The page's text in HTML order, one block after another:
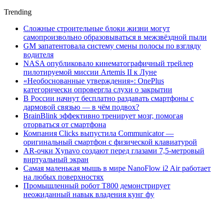
Trending
Сложные строительные блоки жизни могут
самопроизвольно образовываться в межзвёздной пыли
GM запатентовала систему смены полосы по взгляду
водителя
NASA опубликовало кинематографичный трейлер
пилотируемой миссии Artemis II к Луне
«Необоснованные утверждения»: OnePlus
категорически опровергла слухи о закрытии
В России начнут бесплатно раздавать смартфоны с
дармовой связью — в чём подвох?
BrainBlink эффективно тренирует мозг, помогая
оторваться от смартфона
Компания Clicks выпустила Communicator —
оригинальный смартфон с физической клавиатурой
AR-очки Xynavo создают перед глазами 7,5-метровый
виртуальный экран
Самая маленькая мышь в мире NanoFlow i2 Air работает
на любых поверхностях
Промышленный робот Т800 демонстрирует
неожиданный навык владения кунг фу